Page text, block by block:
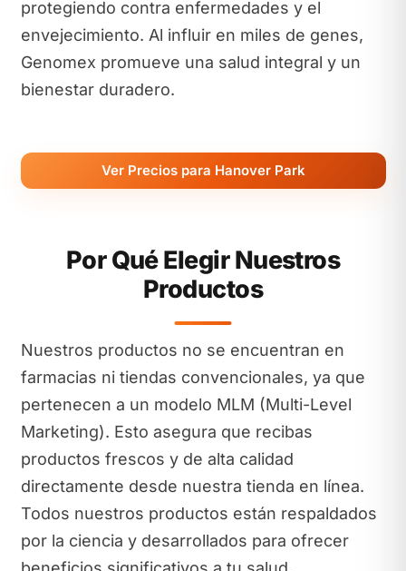
protegiendo contra enfermedades y el
envejecimiento. Al influir en miles de genes,
Genomex promueve una salud integral y un
bienestar duradero.
Ver Precios para Hanover Park
Por Qué Elegir Nuestros
Productos
Nuestros productos no se encuentran en
farmacias ni tiendas convencionales, ya que
pertenecen a un modelo MLM (Multi-Level
Marketing). Esto asegura que recibas
productos frescos y de alta calidad
directamente desde nuestra tienda en línea.
Todos nuestros productos están respaldados
por la ciencia y desarrollados para ofrecer